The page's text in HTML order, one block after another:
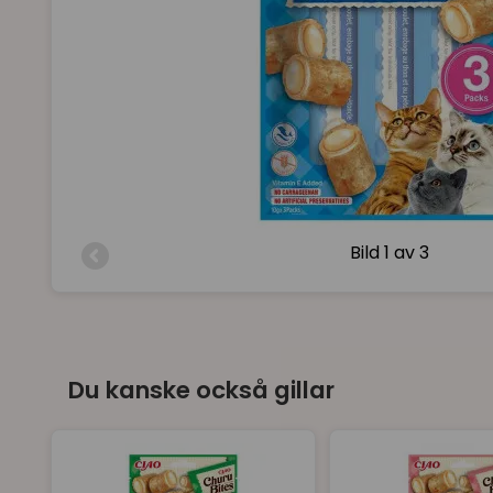
Bild1 av 3
Du kanske också gillar